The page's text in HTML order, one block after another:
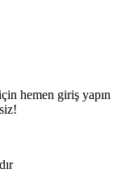
hemen giriş yapın